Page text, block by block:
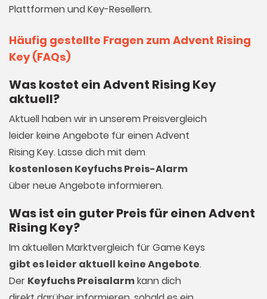
Plattformen und Key-Resellern.
Häufig gestellte Fragen zum Advent Rising
Key (FAQs)
Was kostet ein Advent Rising Key
aktuell?
Aktuell haben wir in unserem Preisvergleich
leider keine Angebote für einen Advent
Rising Key. Lasse dich mit dem
kostenlosen Keyfuchs Preis-Alarm
über neue Angebote informieren.
Was ist ein guter Preis für einen Advent
Rising Key?
Im aktuellen Marktvergleich fürGame Keys
gibt es leider aktuell keine Angebote.
Der Keyfuchs Preisalarmkann dich